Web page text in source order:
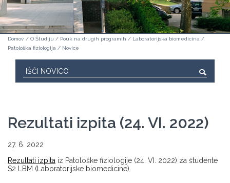
Domov / O Študiju / Pouk na drugih programih / Laboratorijska biomedicina /
Patološka fiziologija / Novice
Rezultati izpita (24. VI. 2022)
27. 6. 2022
Rezultati izpita iz Patološke fiziologije (24. VI. 2022) za študente
S2 LBM (Laboratorijske biomedicine).